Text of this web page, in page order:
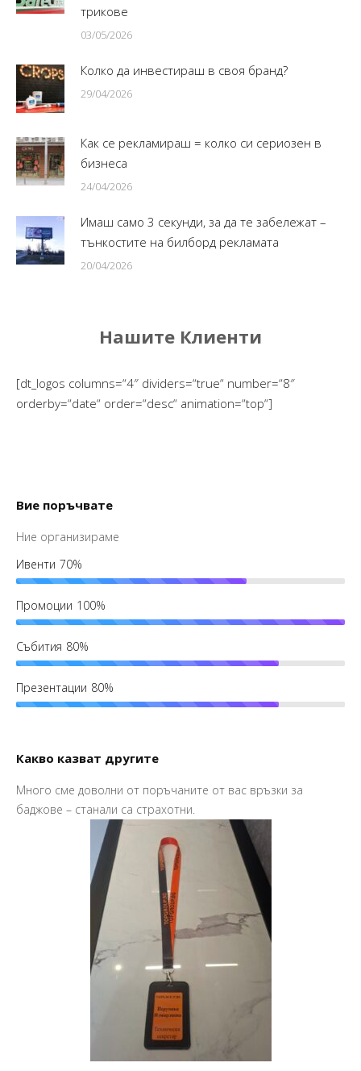
трикове
03/05/2026
Колко да инвестираш в своя бранд?
29/04/2026
Как се рекламираш = колко си сериозен в
бизнеса
24/04/2026
Имаш само 3 секунди, за да те забележат –
тънкостите на билборд рекламата
20/04/2026
Нашите Клиенти
[dt_logos columns=“4″ dividers=“true“ number=“8″
orderby=“date“ order=“desc“ animation=“top“]
Вие поръчвате
Ние организираме
Ивенти 70%
Промоции 100%
Събития 80%
Презентации 80%
Какво казват другите
Много сме доволни от поръчаните от вас връзки за
баджове – станали са страхотни.